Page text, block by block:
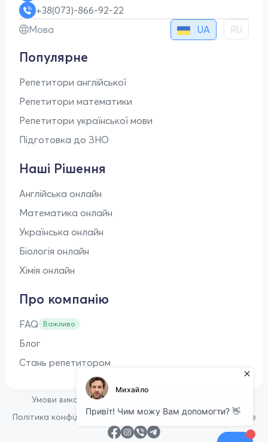
+38(073)-866-92-22
Мова
UA RU
Популярне
Репетитори англійської
Репетитори математики
Репетитори української мови
Підготовка до ЗНО
Наші Рішення
Англійська онлайн
Математика онлайн
Українська онлайн
Біологія онлайн
Хімія онлайн
Про компанію
FAQ Важливо
Блог
Стань репетитором
Умови використання
Політика конфіденційності • Політика щодо файлів cookie